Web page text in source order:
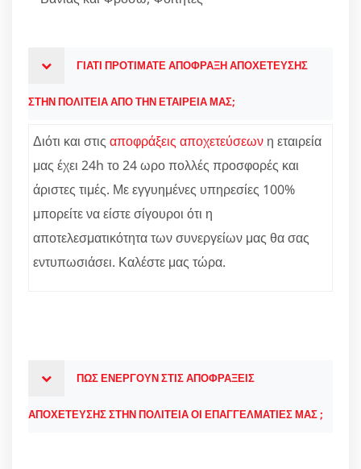
ΓΙΑΤΙ ΠΡΟΤΙΜΑΤΕ ΑΠΟΦΡΑΞΗ ΑΠΟΧΕΤΕΥΣΗΣ
ΣΤΗΝ ΠΟΛΙΤΕΙΑ ΑΠΟ ΤΗΝ ΕΤΑΙΡΕΙΑ ΜΑΣ;
Διότι και στις αποφράξεις αποχετεύσεων η εταιρεία
μας έχει 24h το 24 ωρο πολλές προσφορές και
άριστες τιμές. Με εγγυημένες υπηρεσίες 100%
μπορείτε να είστε σίγουροι ότι η
αποτελεσματικότητα των συνεργείων μας θα σας
εντυπωσιάσει. Καλέστε μας τώρα.
ΠΩΣ ΕΝΕΡΓΟΥΝ ΣΤΙΣ ΑΠΟΦΡΑΞΕΙΣ
ΑΠΟΧΕΤΕΥΣΗΣ ΣΤΗΝ ΠΟΛΙΤΕΙΑ ΟΙ ΕΠΑΓΓΕΛΜΑΤΙΕΣ ΜΑΣ ;